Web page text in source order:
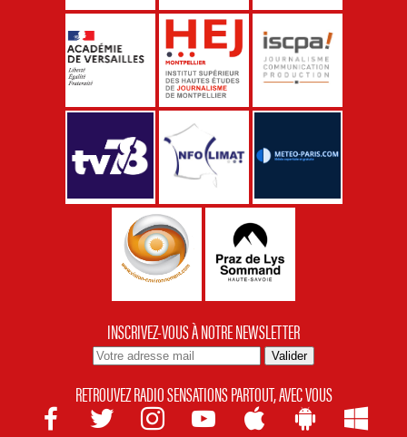
INSCRIVEZ-VOUS À NOTRE NEWSLETTER
RETROUVEZ RADIO SENSATIONS PARTOUT, AVEC VOUS
      